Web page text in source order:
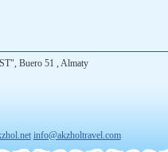
Buero 51 , Almaty
info@akzholtravel.com